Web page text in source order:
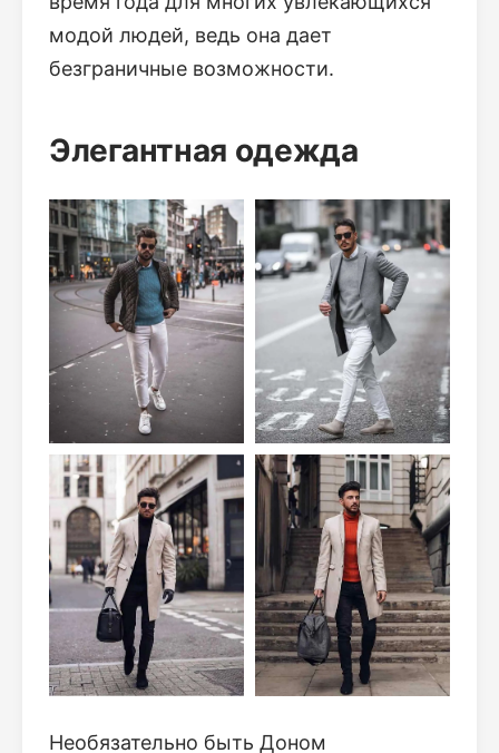
модой людей, ведь она дает
безграничные возможности.
Элегантная одежда
Необязательно быть Доном